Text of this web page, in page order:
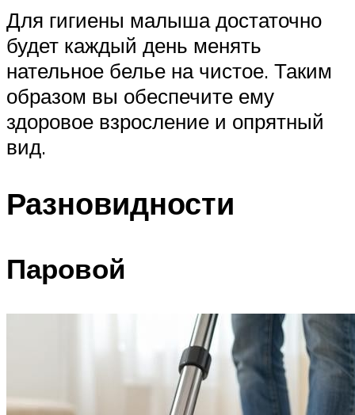
Для гигиены малыша достаточно
будет каждый день менять
нательное белье на чистое. Таким
образом вы обеспечите ему
здоровое взросление и опрятный
вид.
Разновидности
Паровой